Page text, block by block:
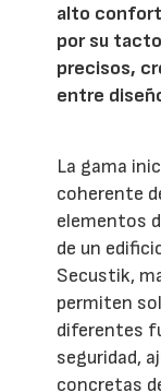
alto confort
por su
precisos,
entre
La gama
coherente
elementos
de un
Secustik,
permiten
diferentes
seguridad,
concretas